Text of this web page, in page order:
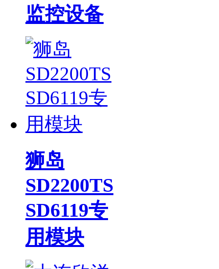
监控设备
狮岛
SD2200TS
SD6119专
用模块